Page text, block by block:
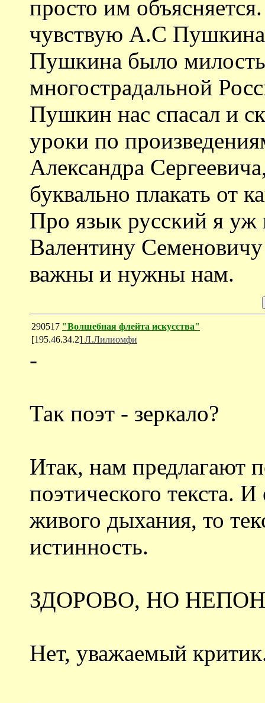
просто им
чувствую А.С
Пушкина было
многострадальной
Пушкин нас спасал и
уроки по
Александра
буквально плакать от
Про язык русский я
Валентину Семеновичу
важны и нужны нам.
290517 "Волшебная флейта искусства"
[195.46.34.2] Л.Лилиомфи
-
Так поэт - зеркало?
Итак, нам предлагают
поэтического текста.
живого дыхания, то
истинность.
ЗДОРОВО, НО
Нет, уважаемый